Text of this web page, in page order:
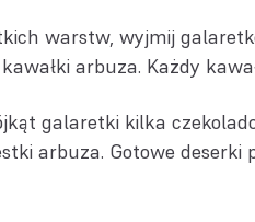
warstw, wyjmij
arbuza. Każdy
galaretki kilka
arbuza. Gotowe deserki